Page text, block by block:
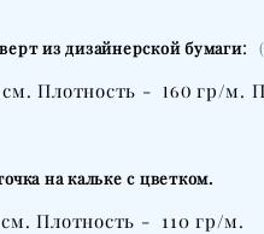
из дизайнерской бумаги:
см. Плотность -160 гр/м.
на кальке с цветком.
см. Плотность - 110 гр/м.